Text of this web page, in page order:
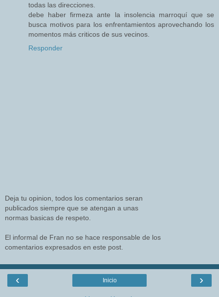
todas las direcciones.
debe haber firmeza ante la insolencia marroquí que se
busca motivos para los enfrentamientos aprovechando los
momentos más criticos de sus vecinos.
Responder
Deja tu opinion, todos los comentarios seran
publicados siempre que se atengan a unas
normas basicas de respeto.
El informal de Fran no se hace responsable de los
comentarios expresados en este post.
‹ ›
Inicio